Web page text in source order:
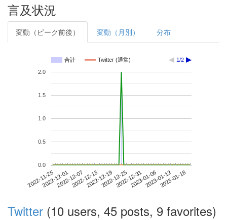
言及状況
変動（ピーク前後） 変動（月別） 分布
合計 Twitter (通常) 1/2
2022-11-252022-12-012022-12-072022-12-132022-12-192022-12-252022-12-312023-01-062023-01-122023-01-18
0.0
0.5
1.0
1.5
2.0
Twitter (10 users, 45 posts, 9 favorites)